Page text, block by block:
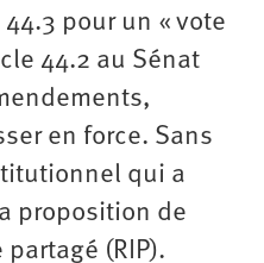
pour un « vote
44.2 au Sénat
en force. Sans
qui a
proposition de
(RIP).